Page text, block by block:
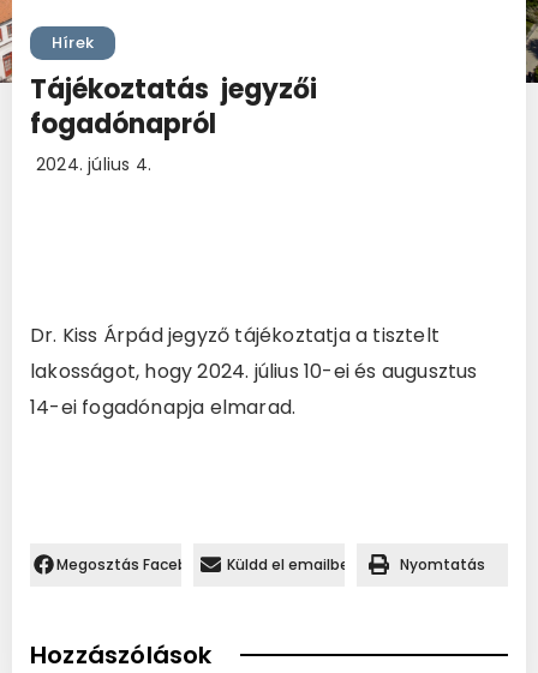
Hírek
Tájékoztatás jegyzői
fogadónapról
2024. július 4.
Dr. Kiss Árpád jegyző tájékoztatja a tisztelt
lakosságot, hogy 2024. július 10-ei és augusztus
14-ei fogadónapja elmarad.
Megosztás Facebookon.Küldd el emailben Nyomtatás
Hozzászólások